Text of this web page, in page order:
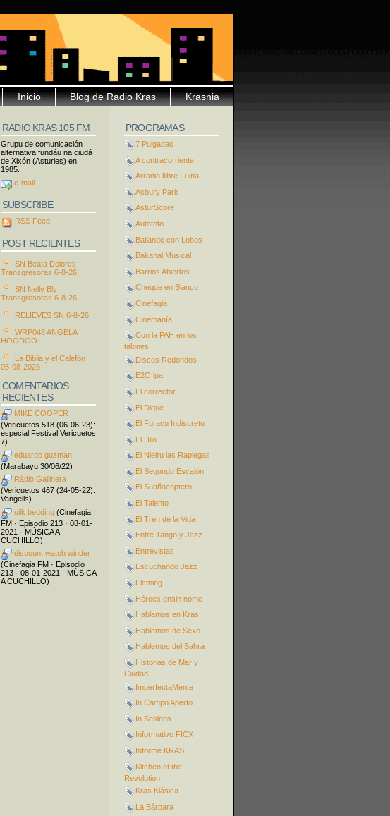
Krasnia
Blog de Radio Kras
Inicio
PROGRAMAS
7 Pulgadas
A contracorriente
Arradio llibre Fuina
Asbury Park
AsturScore
Autofoto
Bailando con Lobos
Bakanal Musical
Barrios Abiertos
Cheque en Blanco
Cinefagia
Cinemanía
Con la PAH en los
talones
Discos Redondos
E2O lpa
El corrector
El Dique
El Furacu Indiscretu
El Hilo
El Nieiru las Rapiegas
El Segundo Escalón
El Suañacoptero
El Talento
El Tren de la Vida
Entre Tango y Jazz
Entrevistas
Escuchando Jazz
Fleming
Héroes ensin nome
Hablamos en Kras
Hablemos de Sexo
Hablemos del Sahra
Historias de Mar y
Ciudad
ImperfectaMente
In Campo Aperto
In Sesions
Informativo FICX
Informe KRAS
Kitchen of the
Revolution
Kras Klásica
La Bárbara
RADIO KRAS 105 FM
Grupu de comunicación
alternativa fundáu na ciudá
de Xixón (Asturies) en
1985.
e-mail
SUBSCRIBE
RSS Feed
POST RECIENTES
SN Beata Dolores
Transgresoras 6-8-26
SN Nelly Bly
Transgresoras 6-8-26-
RELIEVES SN 6-8-26
WRP048 ANGELA
HOODOO
La Biblia y el Calefón
05-08-2026
COMENTARIOS
RECIENTES
MIKE COOPER
(Vericuetos 518 (06-06-23):
especial Festival Vericuetos
7)
eduardo guzman
(Marabayu 30/06/22)
Ràdio Gallinera
(Vericuetos 467 (24-05-22):
Vangelis)
silk bedding (Cinefagia
FM · Episodio 213 · 08-01-
2021 · MÚSICA A
CUCHILLO)
discount watch winder
(Cinefagia FM · Episodio
213 · 08-01-2021 · MÚSICA
A CUCHILLO)